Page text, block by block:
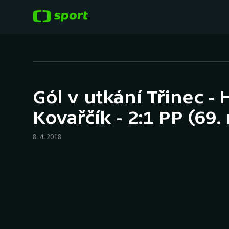
Hokej
Tenis
Baseball a softbal
Basketbal
Gól v utkání Třinec -
Kovařčík - 2:1 PP (69.
8. 4. 2018